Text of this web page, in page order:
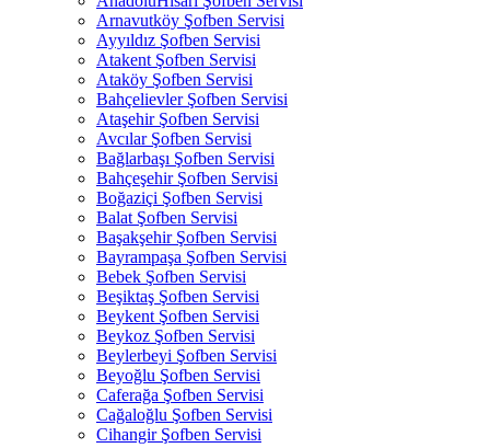
Arnavutköy Şofben Servisi
Ayyıldız Şofben Servisi
Atakent Şofben Servisi
Ataköy Şofben Servisi
Bahçelievler Şofben Servisi
Ataşehir Şofben Servisi
Avcılar Şofben Servisi
Bağlarbaşı Şofben Servisi
Bahçeşehir Şofben Servisi
Boğaziçi Şofben Servisi
Balat Şofben Servisi
Başakşehir Şofben Servisi
Bayrampaşa Şofben Servisi
Bebek Şofben Servisi
Beşiktaş Şofben Servisi
Beykent Şofben Servisi
Beykoz Şofben Servisi
Beylerbeyi Şofben Servisi
Beyoğlu Şofben Servisi
Caferağa Şofben Servisi
Cağaloğlu Şofben Servisi
Cihangir Şofben Servisi